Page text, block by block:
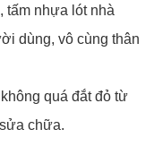
tấm nhựa lót nhà
dùng, vô cùng thân
quá đắt đỏ từ
chữa.